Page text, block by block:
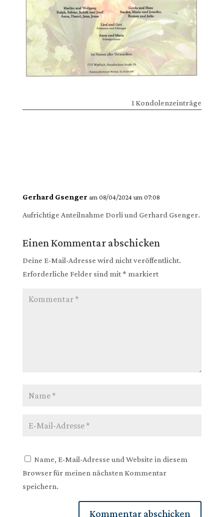
1 Kondolenzeinträge
Gerhard Gsenger am 08/04/2024 um 07:08
Aufrichtige Anteilnahme Dorli und Gerhard Gsenger.
Einen Kommentar abschicken
Deine E-Mail-Adresse wird nicht veröffentlicht.
Erforderliche Felder sind mit * markiert
Name, E-Mail-Adresse und Website in diesem
Browser für meinen nächsten Kommentar
speichern.
Kommentar abschicken